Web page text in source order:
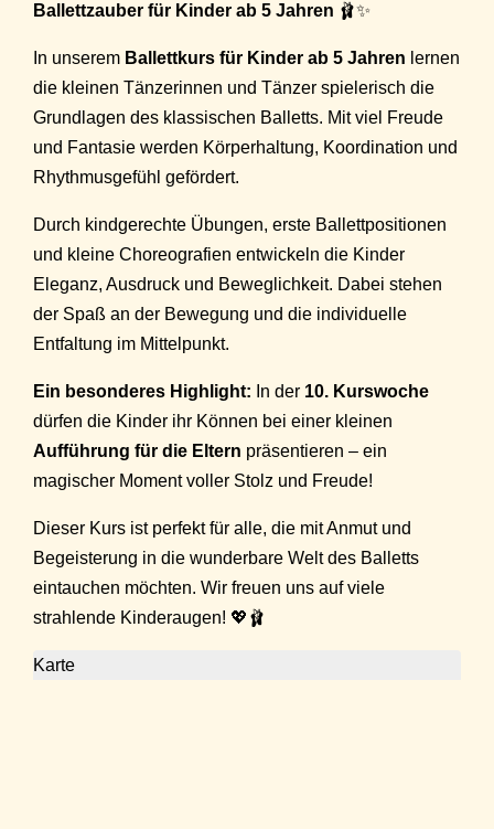
Ballettzauber für Kinder ab 5 Jahren 🩰✨
In unserem Ballettkurs für Kinder ab 5 Jahren lernen
die kleinen Tänzerinnen und Tänzer spielerisch die
Grundlagen des klassischen Balletts. Mit viel Freude
und Fantasie werden Körperhaltung, Koordination und
Rhythmusgefühl gefördert.
Durch kindgerechte Übungen, erste Ballettpositionen
und kleine Choreografien entwickeln die Kinder
Eleganz, Ausdruck und Beweglichkeit. Dabei stehen
der Spaß an der Bewegung und die individuelle
Entfaltung im Mittelpunkt.
Ein besonderes Highlight: In der 10. Kurswoche
dürfen die Kinder ihr Können bei einer kleinen
Aufführung für die Eltern präsentieren – ein
magischer Moment voller Stolz und Freude!
Dieser Kurs ist perfekt für alle, die mit Anmut und
Begeisterung in die wunderbare Welt des Balletts
eintauchen möchten. Wir freuen uns auf viele
strahlende Kinderaugen! 💖🩰
Karte